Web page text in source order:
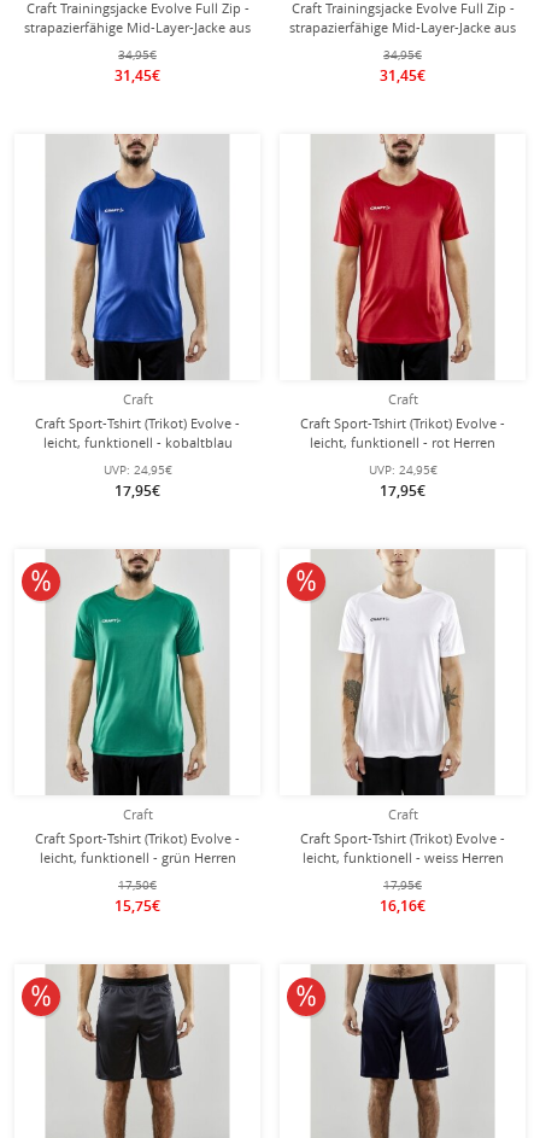
Craft Trainingsjacke Evolve Full Zip -
strapazierfähige Mid-Layer-Jacke aus
Stretchmaterial - grün Herren
34,95€
31,45€
Craft Trainingsjacke Evolve Full Zip -
strapazierfähige Mid-Layer-Jacke aus
Stretchmaterial - weiss Herren
34,95€
31,45€
Craft
Craft Sport-Tshirt (Trikot) Evolve -
leicht, funktionell - kobaltblau
Herren
UVP: 24,95€
17,95€
Craft
Craft Sport-Tshirt (Trikot) Evolve -
leicht, funktionell - rot Herren
UVP: 24,95€
17,95€
Craft
Craft Sport-Tshirt (Trikot) Evolve -
leicht, funktionell - grün Herren
17,50€
15,75€
10% reduziert
Craft
Craft Sport-Tshirt (Trikot) Evolve -
leicht, funktionell - weiss Herren
17,95€
16,16€
10% reduziert
10% reduziert 10% reduziert